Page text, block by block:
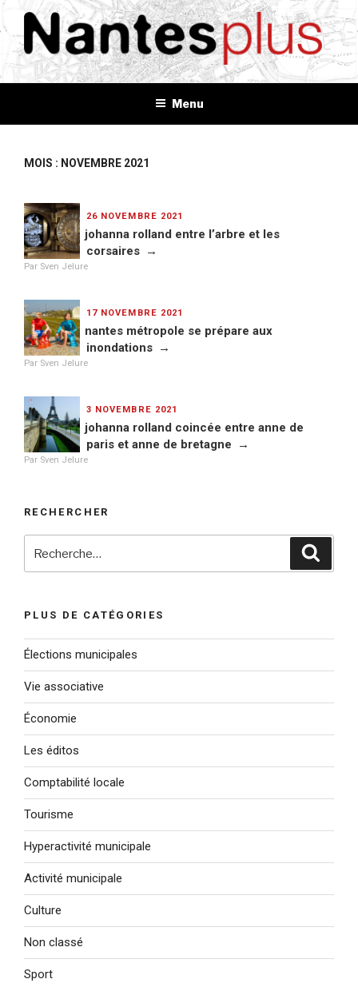
Aller
au
contenu
principal
NANTES+
Plus d'informations, plus d'idées, plus de tout
Menu
MOIS : NOVEMBRE 2021
26 NOVEMBRE 2021
johanna rolland entre l’arbre et les
corsaires
Par Sven Jelure
17 NOVEMBRE 2021
nantes métropole se prépare aux
inondations
Par Sven Jelure
3 NOVEMBRE 2021
johanna rolland coincée entre anne de
paris et anne de bretagne
Par Sven Jelure
RECHERCHER
PLUS DE CATÉGORIES
Élections municipales
Vie associative
Économie
Les éditos
Comptabilité locale
Tourisme
Hyperactivité municipale
Activité municipale
Culture
Non classé
Sport